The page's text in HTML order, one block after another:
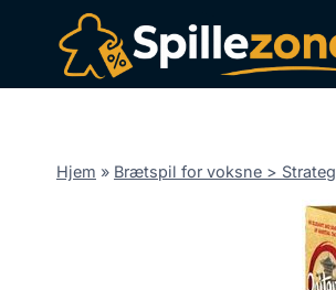
Hjem » Brætspil for voksne >